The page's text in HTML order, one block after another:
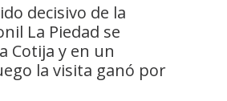
decisivo de la
La Piedad se
Cotija y en un
la visita ganó por